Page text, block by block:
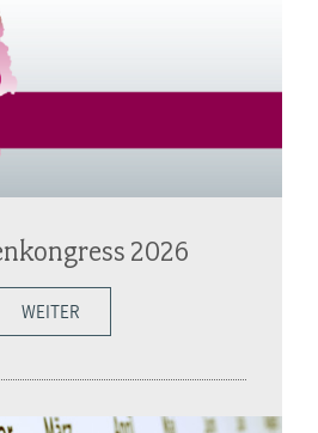
2026
WEITER